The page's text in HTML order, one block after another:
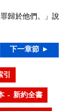
歸於他們。」說
下一章節 ►
– 新約全書